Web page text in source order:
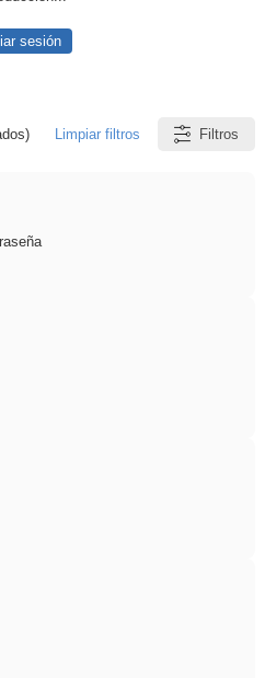
sesión
Limpiar filtros Filtros